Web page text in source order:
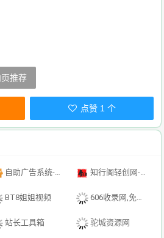
推荐
点赞 1 个
自助广告系统-自助广告源码-自助投放广告插件 知行阁轻创网-分享网络赚钱项目-全网首发副业项目实操平台-副业创业项目网
BT8姐姐视频 606收录网,免费自动秒收录网址,提供自动收录,网站导航大全源码,自动链,友情链接交换。
站长工具箱 驼城资源网